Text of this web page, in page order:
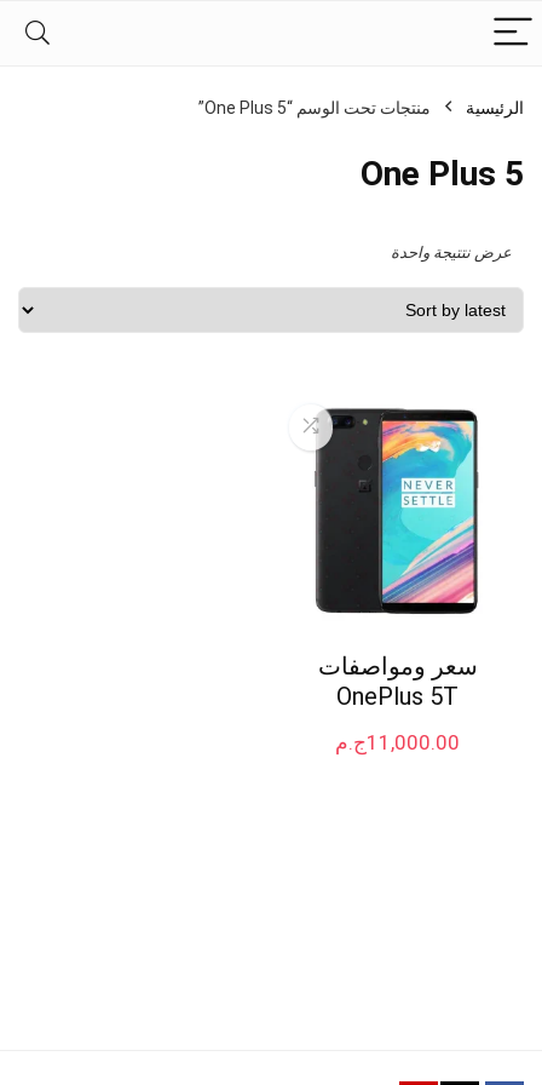
الرئيسية منتجات تحت الوسم “One Plus 5”
One Plus 5
عرض نتتيجة واحدة
سعر ومواصفات
OnePlus 5T
ج.م11,000.00